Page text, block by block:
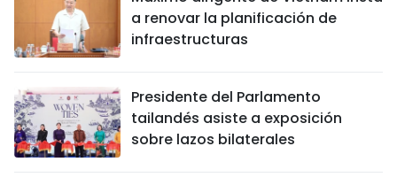
a renovar la planificación de
infraestructuras
Presidente del Parlamento
tailandés asiste a exposición
sobre lazos bilaterales